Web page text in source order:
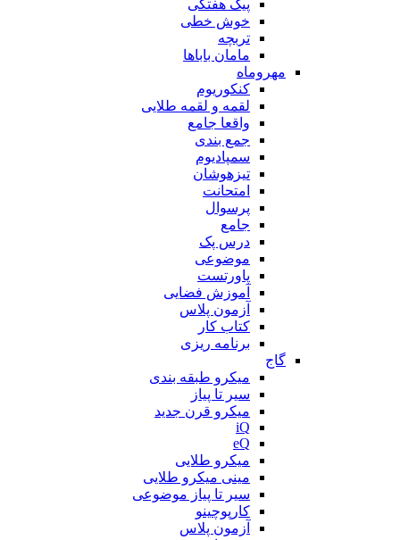
پیک هفتگی
خوش خطی
تربچه
مامان باباها
مهروماه
کنکوریوم
لقمه و لقمه طلایی
واقعا جامع
جمع بندی
سمپادیوم
تیزهوشان
امتحانت
پرسوال
جامع
درس پک
موضوعی
پاورتست
آموزش فضایی
آزمون پلاس
کتاب کار
برنامه ریزی
گاج
میکرو طبقه بندی
سیر تا پیاز
میکرو قرن جدید
iQ
eQ
میکرو طلایی
مینی میکرو طلایی
سیر تا پیاز موضوعی
کارپوچینو
آزمون پلاس